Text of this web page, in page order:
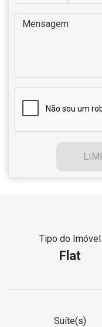
Tipo do Imóvel
Flat
Suíte(s)